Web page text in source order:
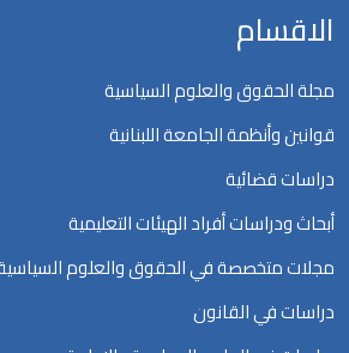
الاقسام
مجلة الحقوق والعلوم السياسية
قوانين وأنظمة الجامعة اللبنانية
دراسات قضائية
أبحاث ودراسات أفراد الهيئات التعليمية
مجلات متخصصة في الحقوق والعلوم السياسية
دراسات في القانون